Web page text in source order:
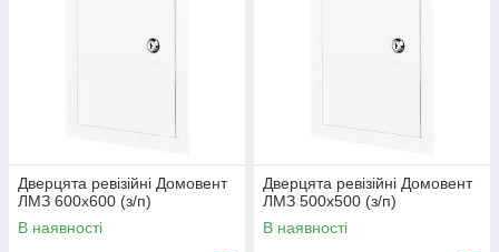
Дверцята ревізійні Домовент
ЛМЗ 600х600 (з/п)
В наявності
Дверцята ревізійні Домовент
ЛМЗ 500х500 (з/п)
В наявності